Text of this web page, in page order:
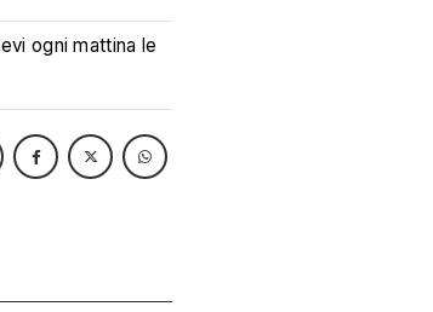
ogni mattina le